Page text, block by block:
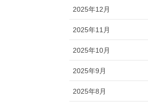
2025年12月
2025年11月
2025年10月
2025年9月
2025年8月